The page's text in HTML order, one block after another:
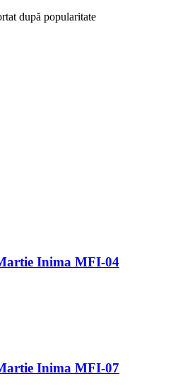
după popularitate
Inima MFI-04
Inima MFI-07